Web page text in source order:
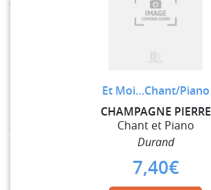
Et Moi…Chant/Piano
CHAMPAGNE PIERRE
Chant et Piano
Durand
7,40€